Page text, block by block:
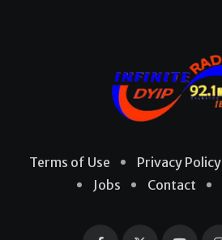
Terms of Use Privacy Policy
Jobs
Contact